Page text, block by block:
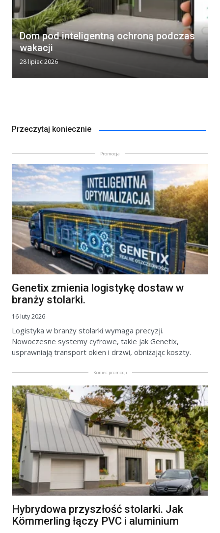
Dom pod inteligentną ochroną podczas
wakacji
28 lipiec 2026
Przeczytaj koniecznie
Promocja
Genetix zmienia logistykę dostaw w
branży stolarki.
16 luty 2026
Logistyka w branży stolarki wymaga precyzji.
Nowoczesne systemy cyfrowe, takie jak Genetix,
usprawniają transport okien i drzwi, obniżając koszty.
Koniec promocji
Hybrydowa przyszłość stolarki. Jak
Kömmerling łączy PVC i aluminium